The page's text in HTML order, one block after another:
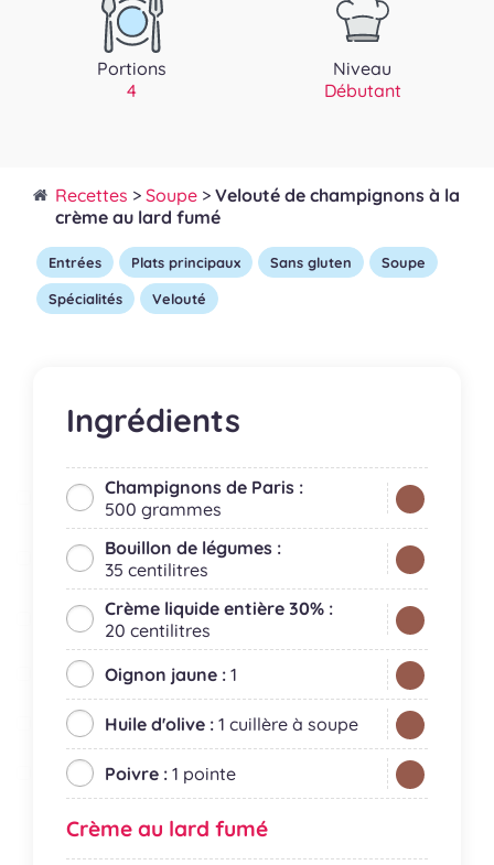
Portions
4
Niveau
Débutant
Recettes > Soupe> Velouté de champignons à la
crème au lard fumé
Entrées Plats principaux Sans gluten Soupe
Spécialités Velouté
Ingrédients
Champignons de Paris :
500 grammes
Bouillon de légumes :
35 centilitres
Crème liquide entière 30% :
20 centilitres
Oignon jaune : 1
Huile d'olive : 1 cuillère à soupe
Poivre : 1 pointe
Crème au lard fumé